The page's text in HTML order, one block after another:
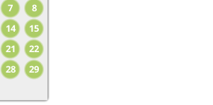
7
8
14
15
21
22
28
29